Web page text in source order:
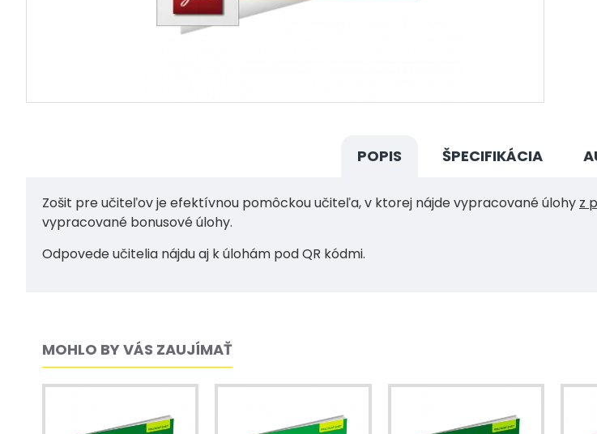
POPIS ŠPECIFIKÁCIA
Zošit pre učiteľov je efektívnou pomôckou učiteľa, v ktorej nájde vypracované úlohy z
vypracované bonusové úlohy.
Odpovede učitelia nájdu aj k úlohám pod QR kódmi.
MOHLO BY VÁS ZAUJÍMAŤ